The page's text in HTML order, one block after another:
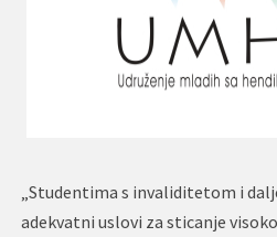
„Studentima s invaliditetom i
adekvatni uslovi za sticanje